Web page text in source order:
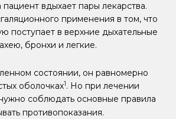
пациент вдыхает пары лекарства.
применения в том, что
поступает в верхние дыхательные
бронхи и легкие.
состоянии, он равномерно
оболочках1. Но при лечении
соблюдать основные правила
противопоказания.